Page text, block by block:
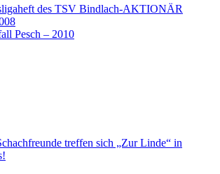
des TSV Bindlach-AKTIONÄR
Pesch – 2010
treffen sich „Zur Linde“ in